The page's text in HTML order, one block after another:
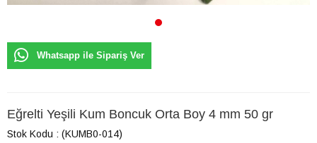
Whatsapp ile Sipariş Ver
Eğrelti Yeşili Kum Boncuk Orta Boy 4 mm 50 gr
Stok Kodu (KUMB0-014)